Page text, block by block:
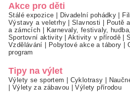
Akce pro děti
Stálé expozice Divadelní pohádky
Výstavy a veletrhy|Slavnosti Poutě
a zámcích
Karnevaly, festivaly,
Sportovní aktivity|Aktivity v přírodě |
Vzdělávání
Pobytové akce a tábory
program
Tipy na výlet
Výlety se sportem Cyklotrasy
Výlety za zábavou |Výlety přírodou